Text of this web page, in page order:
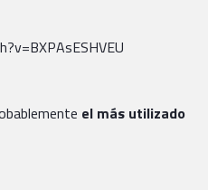
el más utilizado